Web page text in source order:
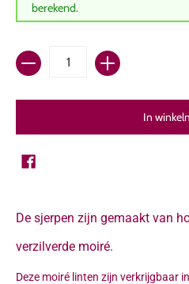
berekend.
Hoeveelheid
In
De sjerpen zijn gemaakt van
verzilverde moiré.
Deze moiré linten zijn verkrijgbaar